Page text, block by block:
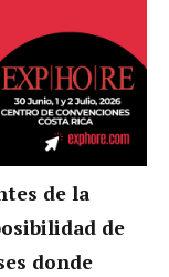
de la
de
donde